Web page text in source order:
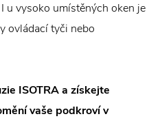
I u vysoko umístěných oken je
ovládací tyči nebo
ISOTRA a získejte
vaše podkroví v